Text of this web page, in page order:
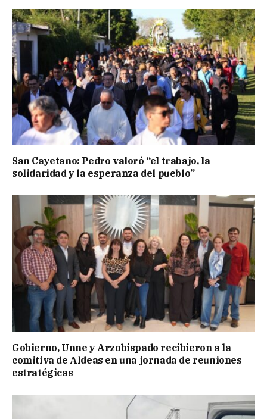
San Cayetano: Pedro valoró “el trabajo, la
solidaridad y la esperanza del pueblo”
Gobierno, Unne y Arzobispado recibieron a la
comitiva de Aldeas en una jornada de reuniones
estratégicas